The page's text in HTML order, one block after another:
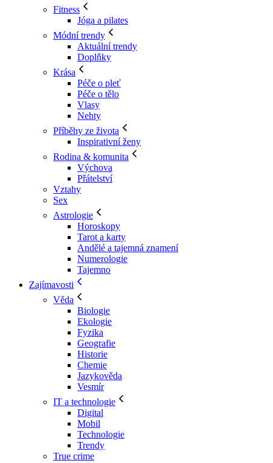
Fitness
Jóga a pilates
Módní trendy
Aktuální trendy
Doplňky
Krása
Péče o pleť
Péče o tělo
Vlasy
Nehty
Příběhy ze života
Inspirativní ženy
Rodina & komunita
Výchova
Přátelství
Vztahy
Sex
Astrologie
Horoskopy
Tarot a karty
Andělé a tajemná znamení
Numerologie
Tajemno
Zajímavosti
Věda
Biologie
Ekologie
Fyzika
Geografie
Historie
Chemie
Jazykověda
Vesmír
IT a technologie
Digital
Mobil
Technologie
Trendy
True crime